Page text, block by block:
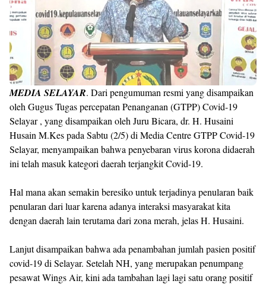
MEDIA SELAYAR. Dari pengumuman resmi yang disampaikan
oleh Gugus Tugas percepatan Penanganan (GTPP) Covid-19
Selayar , yang disampaikan oleh Juru Bicara, dr. H. Husaini
Husain M.Kes pada Sabtu (2/5) di Media Centre GTPP Covid-19
Selayar, menyampaikan bahwa penyebaran virus korona didaerah
ini telah masuk kategori daerah terjangkit Covid-19.
Hal mana akan semakin beresiko untuk terjadinya penularan baik
penularan dari luar karena adanya interaksi masyarakat kita
dengan daerah lain terutama dari zona merah, jelas H. Husaini.
Lanjut disampaikan bahwa ada penambahan jumlah pasien positif
covid-19 di Selayar. Setelah NH, yang merupakan penumpang
pesawat Wings Air, kini ada tambahan lagi lagi satu orang positif